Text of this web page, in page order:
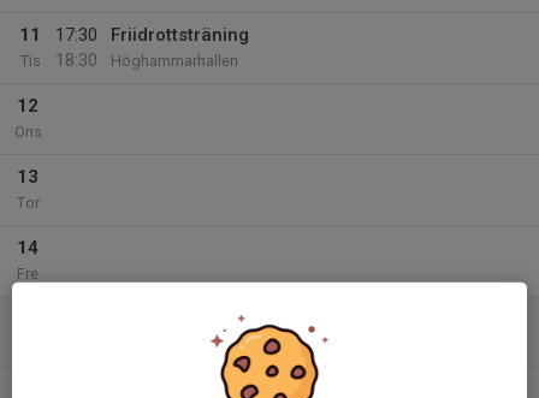
11
Tis
17:30
18:30
Friidrottsträning
Höghammarhallen
12
Ons
13
Tor
14
Fre